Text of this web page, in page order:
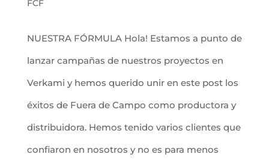
FCF
NUESTRA FÓRMULA Hola! Estamos a punto de
lanzar campañas de nuestros proyectos en
Verkami y hemos querido unir en este post los
éxitos de Fuera de Campo como productora y
distribuidora. Hemos tenido varios clientes que
confiaron en nosotros y no es para menos